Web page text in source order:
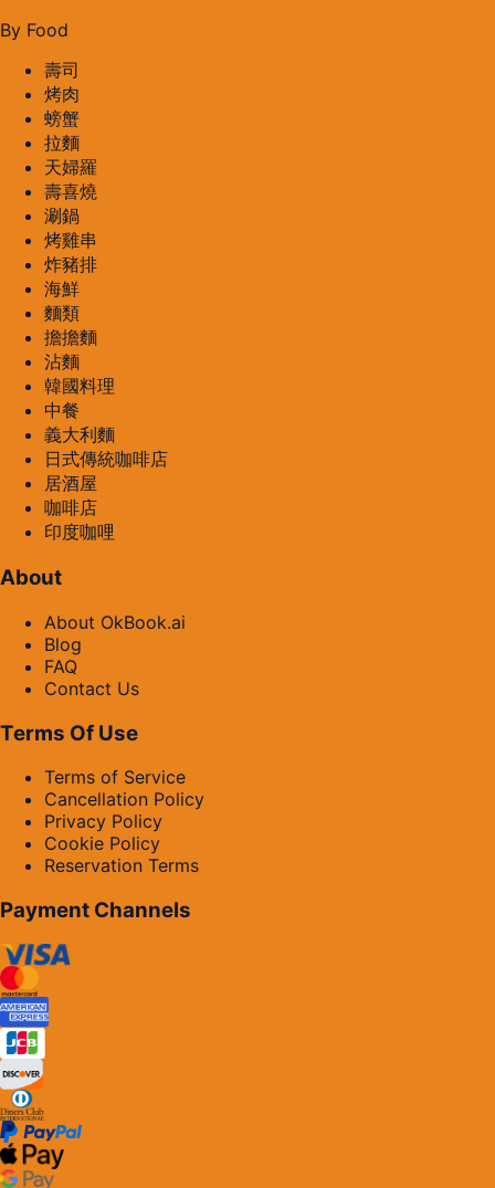
By Food
壽司
烤肉
螃蟹
拉麵
天婦羅
壽喜燒
涮鍋
烤雞串
炸豬排
海鮮
麵類
擔擔麵
沾麵
韓國料理
中餐
義大利麵
日式傳統咖啡店
居酒屋
咖啡店
印度咖哩
About
About OkBook.ai
Blog
FAQ
Contact Us
Terms Of Use
Terms of Service
Cancellation Policy
Privacy Policy
Cookie Policy
Reservation Terms
Payment Channels